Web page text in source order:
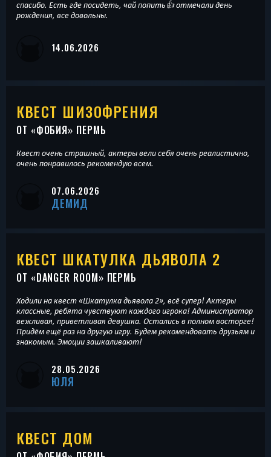
спасибо. Есть где посидеть, чай попить👍 отмечали день
рождения, все довольны.
14.06.2026
КВЕСТ ШИЗОФРЕНИЯ
ОТ «ФОБИЯ» ПЕРМЬ
Квест очень страшный, актеры вели себя очень реалистично,
очень понравилось рекомендую всем.
07.06.2026
ДЕМИД
КВЕСТ ШКАТУЛКА ДЬЯВОЛА 2
ОТ «DANGER ROOM» ПЕРМЬ
Ходили на квест «Шкатулка дьявола 2», всё супер! Актеры
классные, ребята чувствуют каждого игрока! Администратор
вежливая, приветливая девушка. Остались в полном восторге!
Придём ещё раз на другую игру. Будем рекомендовать друзьям и
знакомым. Эмоции зашкаливают!
28.05.2026
ЮЛЯ
КВЕСТ ДОМ